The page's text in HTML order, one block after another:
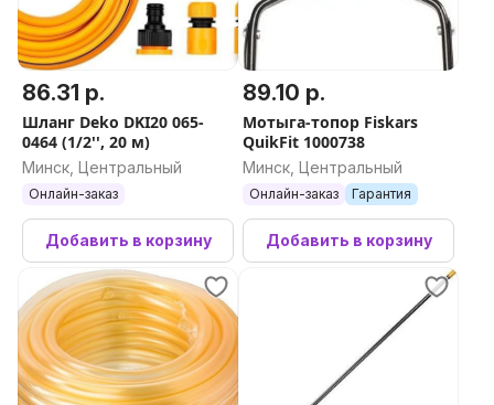
86.31 р.
Шланг Deko DKI20 065-
0464 (1/2'', 20 м)
Минск, Центральный
Онлайн-заказ
Добавить в корзину
89.10 р.
Мотыга-топор Fiskars
QuikFit 1000738
Минск, Центральный
Онлайн-заказ Гарантия
Добавить в корзину